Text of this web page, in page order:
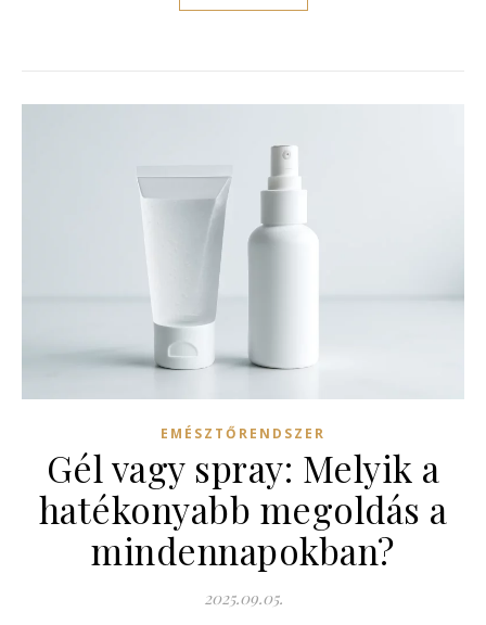
EMÉSZTŐRENDSZER
Gél vagy spray: Melyik a
hatékonyabb megoldás a
mindennapokban?
2025.09.05.